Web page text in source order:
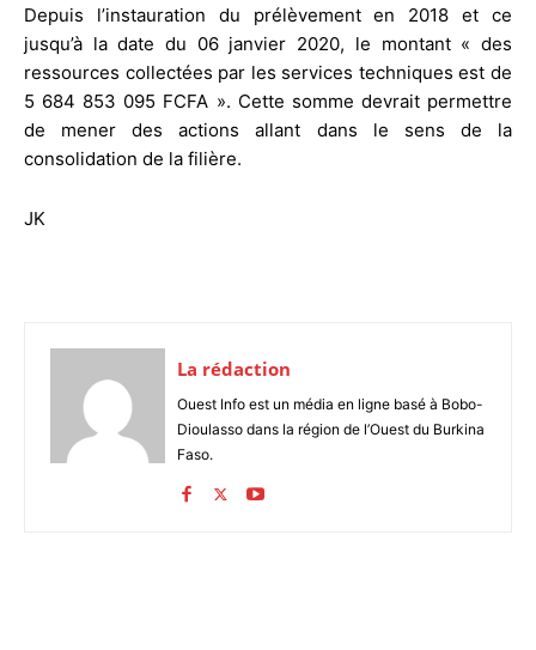
Depuis l’instauration du prélèvement en 2018 et ce
jusqu’à la date du 06 janvier 2020, le montant « des
ressources collectées par les services techniques est de
5 684 853 095 FCFA ». Cette somme devrait permettre
de mener des actions allant dans le sens de la
consolidation de la filière.
JK
La rédaction
Ouest Info est un média en ligne basé à Bobo-
Dioulasso dans la région de l’Ouest du Burkina
Faso.